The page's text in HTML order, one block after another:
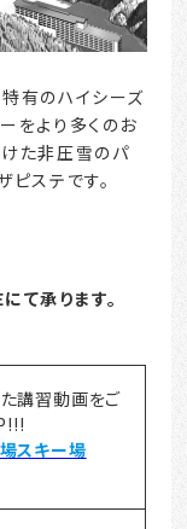
有のハイシーズ
をより多くのお
た非圧雪のパ
ステです。
て承ります。
講習動画をご
スキー場